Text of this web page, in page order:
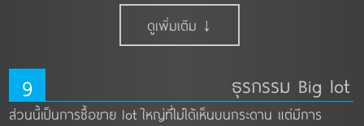
ดูเพิ่มเติม ↓
9 ธุรกรรม Big lot
ส่วนนี้เป็นการซื้อขาย lot ใหญ่ที่ไม่ได้เห็นบนกระดาน แต่มีการ